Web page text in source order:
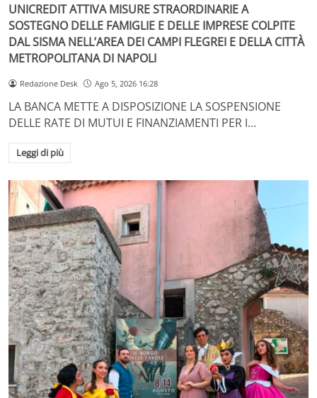
UNICREDIT ATTIVA MISURE STRAORDINARIE A
SOSTEGNO DELLE FAMIGLIE E DELLE IMPRESE COLPITE
DAL SISMA NELL’AREA DEI CAMPI FLEGREI E DELLA CITTÀ
METROPOLITANA DI NAPOLI
Redazione Desk Ago 5, 2026 16:28
LA BANCA METTE A DISPOSIZIONE LA SOSPENSIONE
DELLE RATE DI MUTUI E FINANZIAMENTI PER I…
Leggi di più